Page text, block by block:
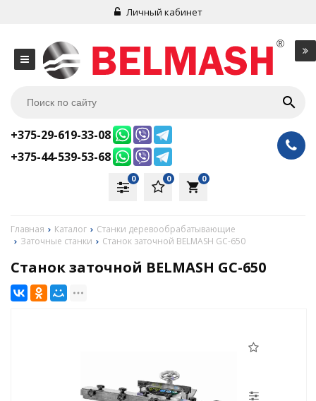
Личный кабинет
+375-29-619-33-08
+375-44-539-53-68
local_grocery_store
0
0
0
Главная Каталог
Станки деревообрабатывающие
Заточные станки
Станок заточной BELMASH GC-650
Станок заточной BELMASH GC-650